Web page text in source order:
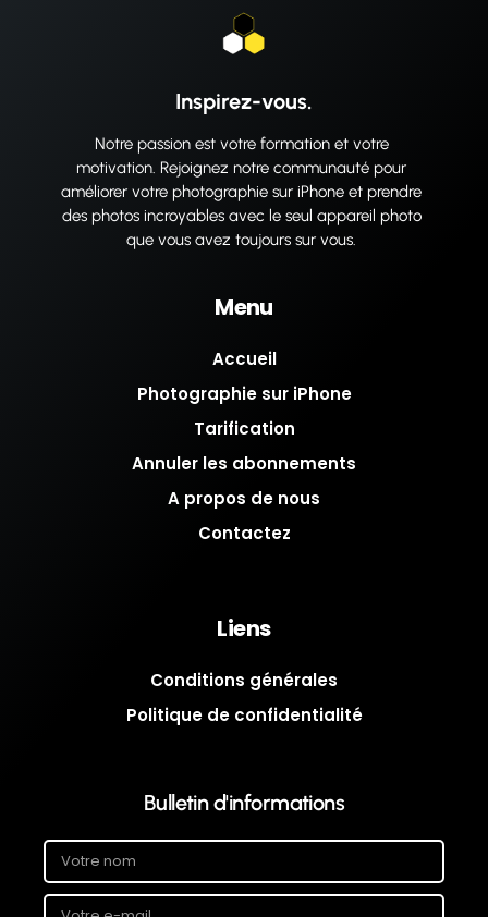
Inspirez-vous.
Notre passion est votre formation et votre
motivation. Rejoignez notre communauté pour
améliorer votre photographie sur iPhone et prendre
des photos incroyables avec le seul appareil photo
que vous avez toujours sur vous.
Menu
Accueil
Photographie sur iPhone
Tarification
Annuler les abonnements
A propos de nous
Contactez
Liens
Conditions générales
Politique de confidentialité
Bulletin d'informations